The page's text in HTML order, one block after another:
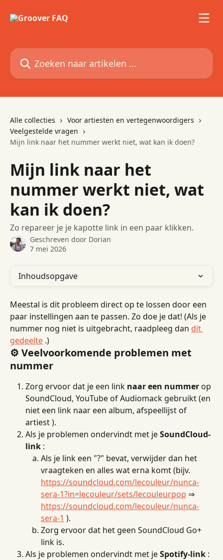
Zoeken naar artikelen ...
Alle collecties
Voor artiesten en vertegenwoordigers
Veelgestelde vragen
Mijn link naar het nummer werkt niet, wat kan ik doen?
Mijn link naar het
nummer werkt niet, wat
kan ik doen?
Zo repareer je je kapotte link in een paar klikken.
Geschreven door Dorian
7 mei 2026
Inhoudsopgave
Meestal is dit probleem direct op te lossen door een
paar instellingen aan te passen. Zo doe je dat! (Als je
nummer nog niet is uitgebracht, raadpleeg dan dit
gedeelte .)
⚙️ Veelvoorkomende problemen met
nummer
Zorg ervoor dat je een link naar een nummer op
SoundCloud, YouTube of Audiomack gebruikt (en
niet een link naar een album, afspeellijst of
artiest ).
Als je problemen ondervindt met je SoundCloud-
link :
Als je link een "?" bevat, verwijder dan het
vraagteken en alles wat erna komt (bijv.
https://soundcloud.com/lecouleur/nunca-
sera-1?in=lecouleur/sets/lecouleurpop ⇒
https://soundcloud.com/lecouleur/nunca-
sera-1 ).
Zorg ervoor dat het geen SoundCloud Go+
link is.
Als je problemen ondervindt met je Spotify-link :